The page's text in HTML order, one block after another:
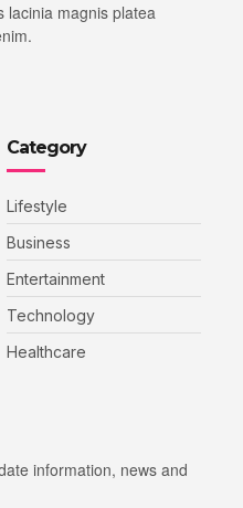
lacinia magnis platea
Category
Lifestyle
Business
Entertainment
Technology
Healthcare
information, news and